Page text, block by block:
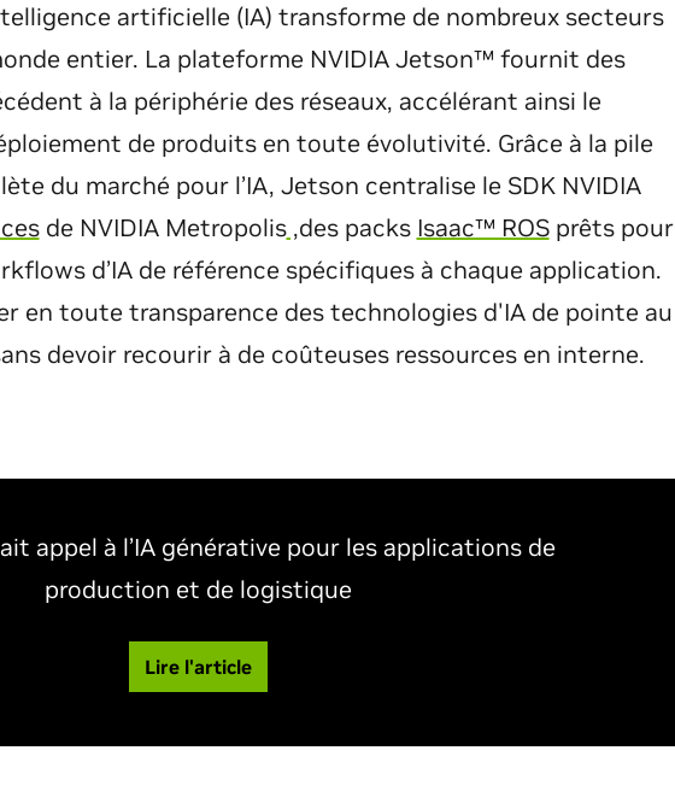
artificielle (IA) transforme de nombreux secteurs
entier. La plateforme NVIDIA Jetson™ fournit des
à la périphérie des réseaux, accélérant ainsi le
de produits en toute évolutivité. Grâce à la pile
du marché pour l’IA, Jetson centralise le SDK NVIDIA
de NVIDIA Metropolis,des packs Isaac™ ROSprêts pour
d’IA de référence spécifiques à chaque application.
en toute transparence des technologies d'IA de pointe au
devoir recourir à de coûteuses ressources en interne.
appel à l’IA générative pour les applications de
production et de logistique
Lire l'article